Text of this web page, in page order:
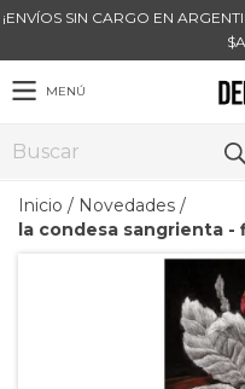
¡ENVÍOS SIN CARGO EN
MENÚ
Inicio / Novedades /
la condesa sangrienta -